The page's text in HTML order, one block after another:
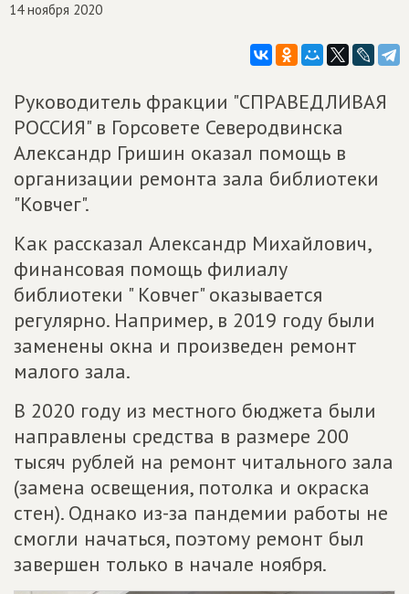
14 ноября 2020
Руководитель фракции "СПРАВЕДЛИВАЯ
РОССИЯ" в Горсовете Северодвинска
Александр Гришин оказал помощь в
организации ремонта зала библиотеки
"Ковчег".
Как рассказал Александр Михайлович,
финансовая помощь филиалу
библиотеки " Ковчег" оказывается
регулярно. Например, в 2019 году были
заменены окна и произведен ремонт
малого зала.
В 2020 году из местного бюджета были
направлены средства в размере 200
тысяч рублей на ремонт читального зала
(замена освещения, потолка и окраска
стен). Однако из-за пандемии работы не
смогли начаться, поэтому ремонт был
завершен только в начале ноября.